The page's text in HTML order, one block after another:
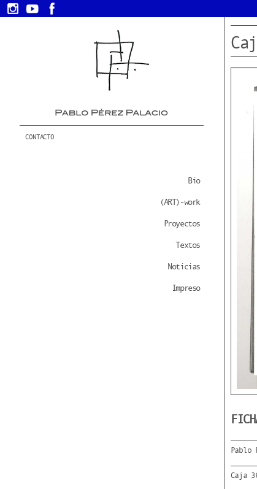
CONTACTO
Bio
(ART)-work
Proyectos
Textos
Noticias
Impreso
Pablo
Caja